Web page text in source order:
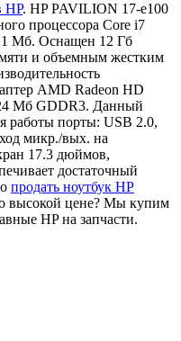
HP. HP PAVILION 17-e100
процессора Core i7
Мб. Оснащен 12 Гб
и объемным жестким
AMD Radeon HD
Мб GDDR3. Данный
работы порты: USB 2.0,
микр./вых. на
17.3 дюймов,
достаточный
продать ноутбук HP
высокой цене? Мы купим
HP на запчасти.